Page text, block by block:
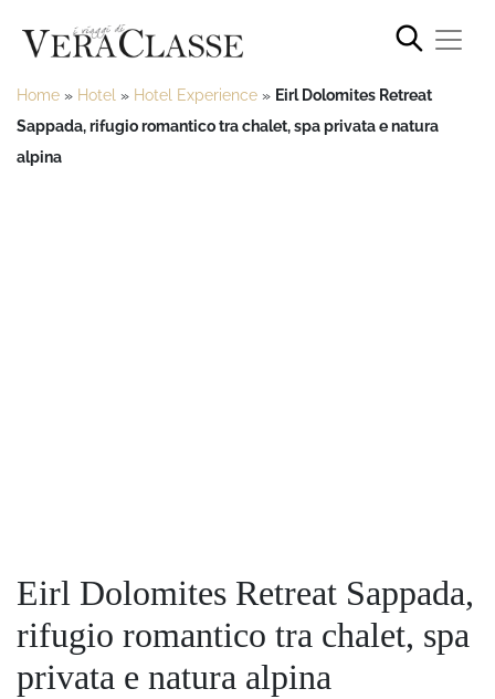
Home » Hotel » Hotel Experience » Eirl Dolomites Retreat
Sappada, rifugio romantico tra chalet, spa privata e natura
alpina
Eirl Dolomites Retreat Sappada,
rifugio romantico tra chalet, spa
privata e natura alpina